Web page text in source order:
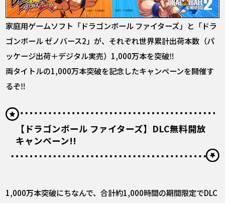
家庭用ゲームソフト「ドラゴンボール ファイターズ」と「ドラ
ゴンボール ゼノバース2」が、それぞれ世界累計出荷本数（パ
ッケージ出荷＋デジタル実売）1,000万本を突破‼
両タイトルの1,000万本突破を記念したキャンペーンを開催す
るぞ‼
【ドラゴンボール ファイターズ】DLC無料開放
キャンペーン!!
1,000万本突破にちなんで、合計約1,000時間の期間限定でDLC